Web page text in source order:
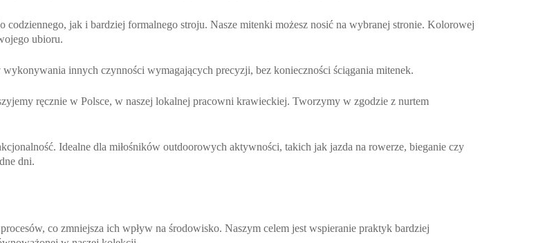
jak i bardziej formalnego stroju. Nasze mitenki możesz nosić na wybranej stronie. Kolorowej
ubioru.
innych czynności wymagających precyzji, bez konieczności ściągania mitenek.
ręcznie w Polsce, w naszej lokalnej pracowni krawieckiej. Tworzymy w zgodzie z nurtem
Idealne dla miłośników outdoorowych aktywności, takich jak jazda na rowerze, bieganie czy
dni.
co zmniejsza ich wpływ na środowisko. Naszym celem jest wspieranie praktyk bardziej